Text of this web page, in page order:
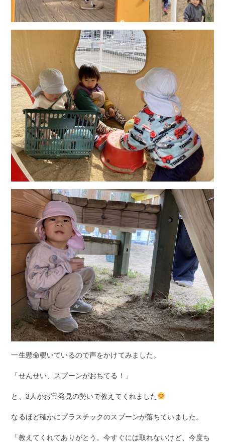
一生懸命覗いているので声をかけてみました。
「せんせい、スプーンがおちてる！」
と、3人がお宝発見の勢いで教えてくれました
なるほど確かにプラスチックのスプーンが落ちていました。
「教えてくれてありがとう。今すぐには取れないけど、今度ち